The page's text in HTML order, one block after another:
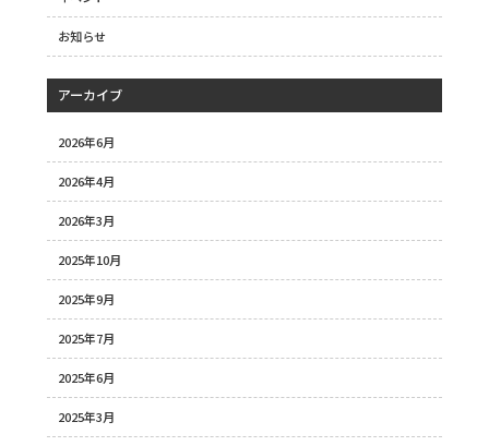
お知らせ
アーカイブ
2026年6月
2026年4月
2026年3月
2025年10月
2025年9月
2025年7月
2025年6月
2025年3月